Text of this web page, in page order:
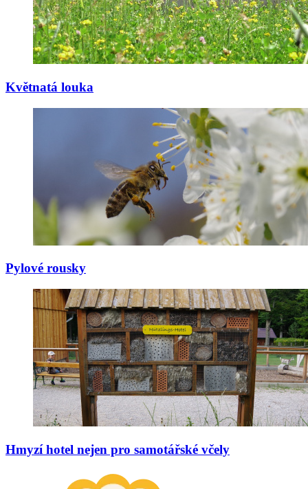
Květnatá louka
Pylové rousky
Hmyzí hotel nejen pro samotářské včely